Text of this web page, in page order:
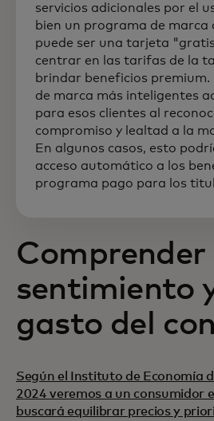
servicios adicionales por el
bien un programa de marca
puede ser una tarjeta
centrar en las tarifas de la
brindar beneficios
de marca más inteligentes
para esos clientes al
compromiso y lealtad a la
En algunos casos, esto
acceso automático a los
programa pago para los
Comprender
sentimiento
gasto del
Según el Instituto de Economía
2024 veremos a un consumidor
buscará equilibrar precios y